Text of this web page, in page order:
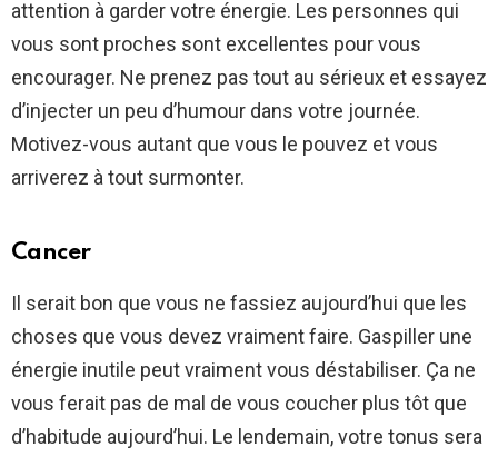
attention à garder votre énergie. Les personnes qui
vous sont proches sont excellentes pour vous
encourager. Ne prenez pas tout au sérieux et essayez
d’injecter un peu d’humour dans votre journée.
Motivez-vous autant que vous le pouvez et vous
arriverez à tout surmonter.
Cancer
Il serait bon que vous ne fassiez aujourd’hui que les
choses que vous devez vraiment faire. Gaspiller une
énergie inutile peut vraiment vous déstabiliser. Ça ne
vous ferait pas de mal de vous coucher plus tôt que
d’habitude aujourd’hui. Le lendemain, votre tonus sera